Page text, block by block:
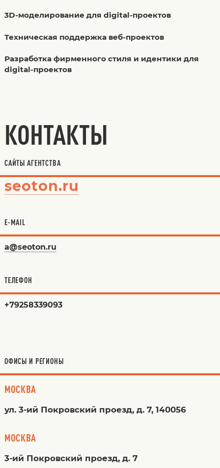
3D-моделирование для digital-проектов
Техническая поддержка веб-проектов
Разработка фирменного стиля и идентики для
digital-проектов
КОНТАКТЫ
САЙТЫ АГЕНТСТВА
seoton.ru
E-MAIL
a@seoton.ru
ТЕЛЕФОН
+79258339093
ОФИСЫ И РЕГИОНЫ
МОСКВА
ул. 3-ий Покровский проезд, д. 7, 140056
МОСКВА
3-ий Покровский проезд, д. 7